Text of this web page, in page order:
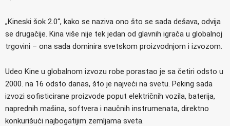
„Kineski šok 2.0“, kako se naziva ono što se sada dešava, odvija
se drugačije. Kina više nije tek jedan od glavnih igrača u globalnoj
trgovini – ona sada dominira svetskom proizvodnjom i izvozom.
Udeo Kine u globalnom izvozu robe porastao je sa četiri odsto u
2000. na 16 odsto danas, što je najveći na svetu. Peking sada
izvozi sofisticirane proizvode poput električnih vozila, baterija,
naprednih mašina, softvera i naučnih instrumenata, direktno
konkurišući najbogatijim zemljama sveta.